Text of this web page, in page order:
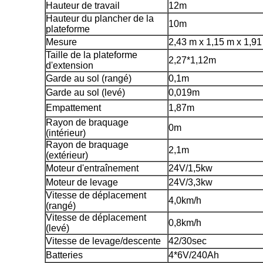
Hauteur de travail
12m
Hauteur du plancher de la
plateforme
10m
Mesure
2,43 m x 1,15 m x
Taille de la plateforme
d'extension
2,27*1,12m
Garde au sol (rangé)
0,1m
Garde au sol (levé)
0,019m
Empattement
1,87m
Rayon de braquage
(intérieur)
0m
Rayon de braquage
(extérieur)
2,1m
Moteur d'entraînement
24V/1,5kw
Moteur de levage
24V/3,3kw
Vitesse de déplacement
(rangé)
4,0km/h
Vitesse de déplacement
(levé)
0,8km/h
Vitesse de levage/descente
42/30sec
Batteries
4*6V/240Ah